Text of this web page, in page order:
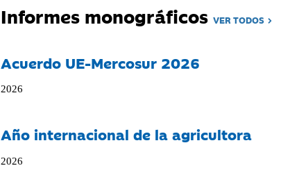
Informes monográficosVER TODOS
Acuerdo UE-Mercosur 2026
2026
Año internacional de la agricultora
2026